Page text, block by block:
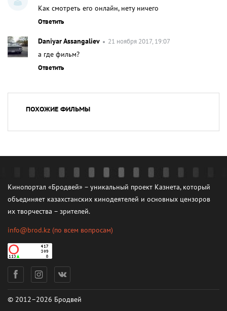
Как смотреть его онлайн, нету ничего
Ответить
Daniyar Assangaliev 21 ноября 2017, 19:07
а где фильм?
Ответить
ПОХОЖИЕ ФИЛЬМЫ
Кинопортал «Бродвей» – уникальный проект Казнета, который
объединяет казахстанских кинодеятелей и основных цензоров
их творчества – зрителей.
info@brod.kz (по всем вопросам)
© 2012–2026 Бродвей